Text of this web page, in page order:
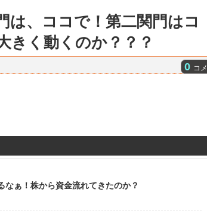
は、ココで！第二関門はコ
きく動くのか？？？
0 コメ
なぁ！株から資金流れてきたのか？